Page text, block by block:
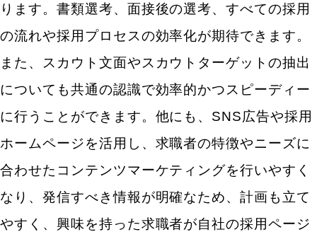
ります。書類選考、面接後の選考、すべての採用
の流れや採用プロセスの効率化が期待できます。
また、スカウト文面やスカウトターゲットの抽出
についても共通の認識で効率的かつスピーディー
に行うことができます。他にも、SNS広告や採用
ホームページを活用し、求職者の特徴やニーズに
合わせたコンテンツマーケティングを行いやすく
なり、発信すべき情報が明確なため、計画も立て
やすく、興味を持った求職者が自社の採用ページ